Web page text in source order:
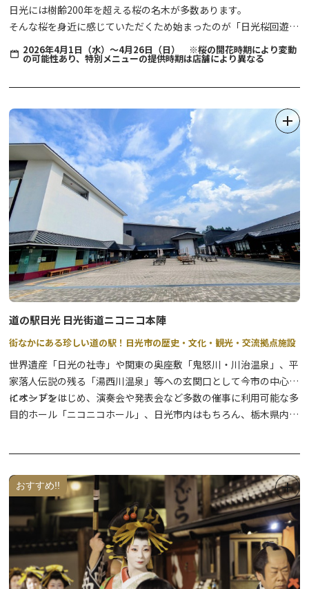
日光には樹齢200年を超える桜の名木が多数あります。
そんな桜を身近に感じていただくため始まったのが「日光桜回遊」
町歩きを楽しみながら、歴史息づく門前町の桜を再発見してみませ
※写真はイメージです。
※2026年の開催は、4月1日（水）～4月26日（日）までとなりま
す。
2026年 桜回遊のマップは以下をご確認ください。
＊2025年以前のパンフレットに掲載されていたお守り頒布、店
舗の情報などは各店舗等にご確認ください。
2026年4月1日（水）～4月26日（日） ※桜の開花時期により変動
の可能性あり、特別メニューの提供時期は店舗により異なる
道の駅日光 日光街道ニコニコ本陣
街なかにある珍しい道の駅！日光市の歴史・文化・観光・交流拠点施設
世界遺産「日光の社寺」や関東の奥座敷「鬼怒川・川治温泉」、平
家落人伝説の残る「湯西川温泉」等への玄関口として今市の中心部
にオープン！
イベントをはじめ、演奏会や発表会など多数の催事に利用可能な多
目的ホール「ニコニコホール」、日光市内はもちろん、栃木県内の
です。
観光案内はお任せ！道の駅日光観光情報館（日光市観光協会本部・
今市支部事務所）と、コンビニエンスストアもぜひお立ち寄りくだ
さい。
★2026年4月から、新施設として「交流館」が無料利用できます。
おすすめ!!